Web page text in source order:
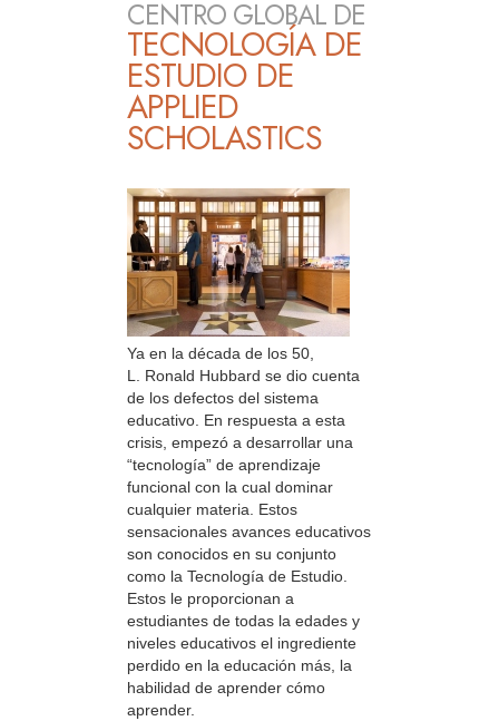
CENTRO GLOBAL DE
TECNOLOGÍA DE
ESTUDIO DE
APPLIED
SCHOLASTICS
Ya en la década de los 50,
L. Ronald Hubbard se dio cuenta
de los defectos del sistema
educativo. En respuesta a esta
crisis, empezó a desarrollar una
“tecnología” de aprendizaje
funcional con la cual dominar
cualquier materia. Estos
sensacionales avances educativos
son conocidos en su conjunto
como la Tecnología de Estudio.
Estos le proporcionan a
estudiantes de todas la edades y
niveles educativos el ingrediente
perdido en la educación más, la
habilidad de aprender cómo
aprender.